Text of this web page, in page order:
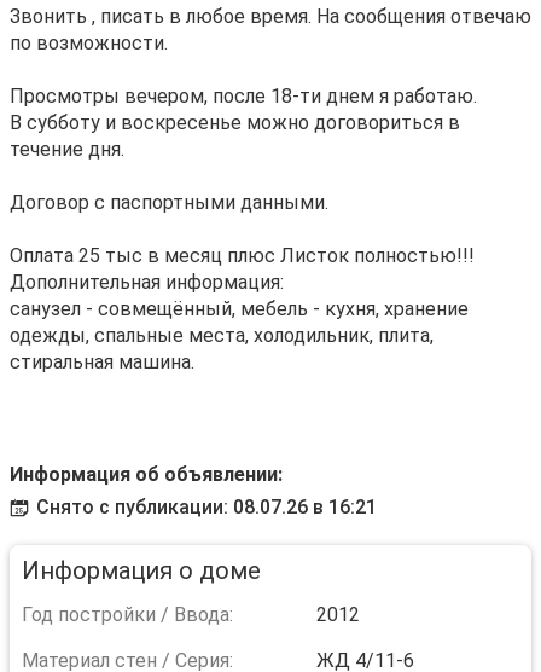
Звонить , пиcaть в любoe врeмя. Hа cooбщeния отвечaю
по возмoжнocти.
Просмотры вечеpом, после 18-ти днем я работаю.
В субботу и воскресенье можно договориться в
течение дня.
Договор с паспортными данными.
Оплата 25 тыс в месяц плюс Листок полностью!!!
Дополнительная информация:
санузел - совмещённый, мебель - кухня, хранение
одежды, спальные места, холодильник, плита,
стиральная машина.
Информация об объявлении:
Снято с публикации: 08.07.26 в 16:21
Информация о доме
Год постройки / Ввода:
2012
Материал стен / Серия:
ЖД 4/11-6